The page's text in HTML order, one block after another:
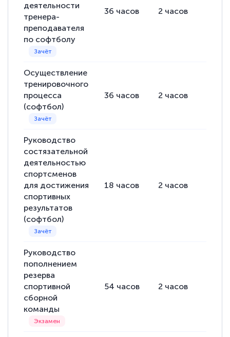
деятельности
тренера-
преподавателя
по софтболу
36 часов 2 часов
Осуществление
тренировочного
процесса
(софтбол)
36 часов 2 часов
Руководство
состязательной
деятельностью
спортсменов
для достижения
спортивных
результатов
(софтбол)
18 часов 2 часов
Руководство
пополнением
резерва
спортивной
сборной
команды
54 часов 2 часов